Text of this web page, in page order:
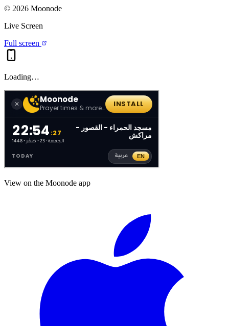
© 2026 Moonode
Live Screen
Full screen
Loading…
View on the Moonode app